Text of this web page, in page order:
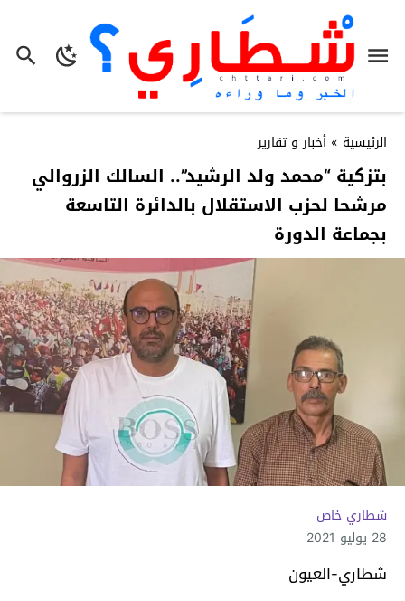
الرئيسية » أخبار و تقارير
بتزكية “محمد ولد الرشيد”.. السالك الزروالي
مرشحا لحزب الاستقلال بالدائرة التاسعة
بجماعة الدورة
شطاري خاص
28 يوليو 2021
شطاري-العيون